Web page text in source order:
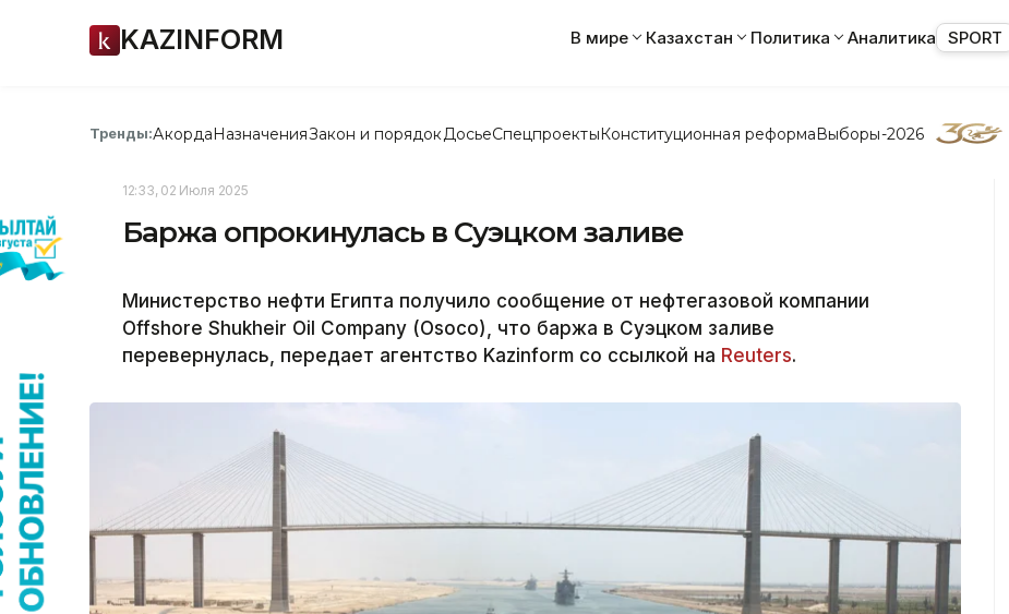
KAZINFORM В мире Казахстан Политика Аналитика SPORT
Тренды:АкордаНазначенияЗакон и порядок ДосьеСпецпроектыКонституционная реформаВыборы-2026
12:33, 02 Июля 2025
Баржа опрокинулась в Суэцком заливе
Министерство нефти Египта получило сообщение от нефтегазовой компании
Offshore Shukheir Oil Company (Osoco), что баржа в Суэцком заливе
перевернулась, передает агентство Kazinform со ссылкой на Reuters.